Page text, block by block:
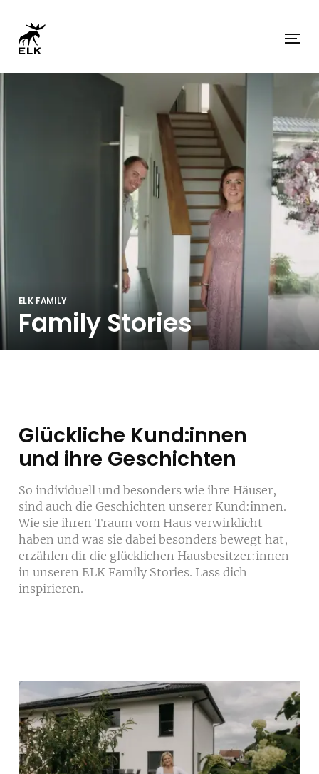
ELK FAMILY
Family Stories
Glückliche Kund:innen
und ihre Geschichten
So individuell und besonders wie ihre Häuser,
sind auch die Geschichten unserer Kund:innen.
Wie sie ihren Traum vom Haus verwirklicht
haben und was sie dabei besonders bewegt hat,
erzählen dir die glücklichen Hausbesitzer:innen
in unseren ELK Family Stories. Lass dich
inspirieren.